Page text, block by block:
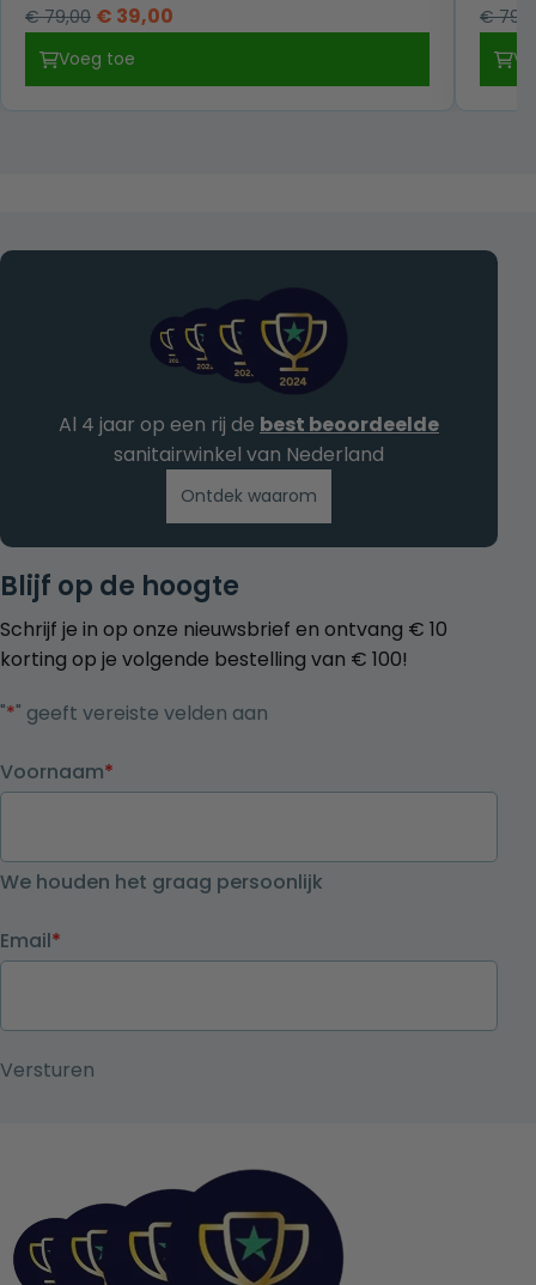
€79,00 Oorspronkelijke
was:
€ 79,00.
€ 39,00
€ 39,00.
Voeg toe
€
Blijf op de hoogte
Schrijf je in op onze nieuwsbrief en ontvang € 10
korting op je volgende bestelling van € 100!
"*" geeft vereiste velden aan
Voornaam*
We houden het graag persoonlijk
Email*
Al 4 jaar op een rij de best beoordeelde
sanitairwinkel van Nederland
Ontdek waarom